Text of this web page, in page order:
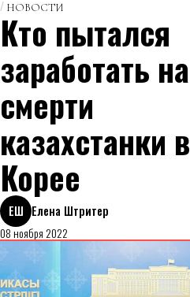
НОВОСТИ
Кто пытался
заработать на
смерти
казахстанки в
Корее
ЕШ Елена Штритер
08 ноября 2022